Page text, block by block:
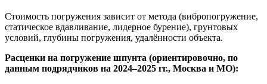
Стоимость погружения зависит от метода (вибропогружение,
статическое вдавливание, лидерное бурение), грунтовых
условий, глубины погружения, удалённости объекта.
Расценки на погружение шпунта (ориентировочно, по
данным подрядчиков на 2024–2025 гг., Москва и МО):